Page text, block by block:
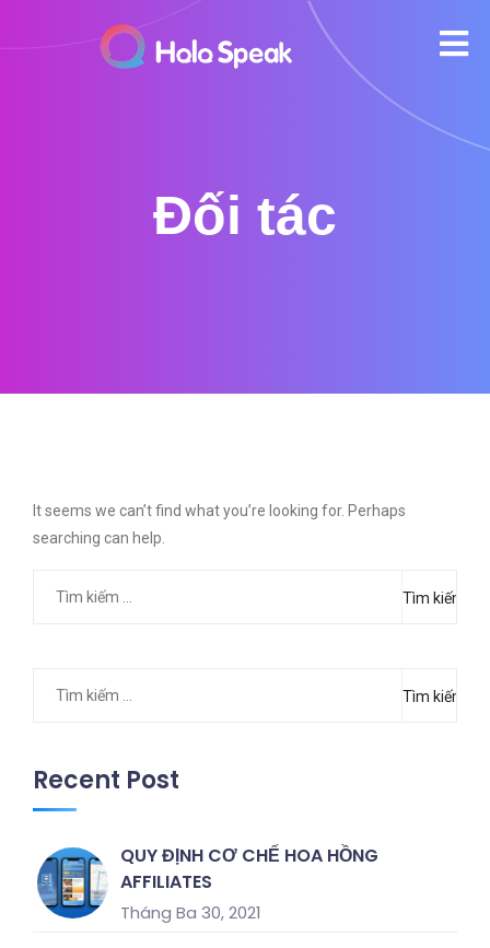
Đối tác
It seems we can’t find what you’re looking for. Perhaps
searching can help.
Tìm
Tìm
Recent Post
QUY ĐỊNH CƠ CHẾ HOA HỒNG
AFFILIATES
Tháng Ba 30, 2021